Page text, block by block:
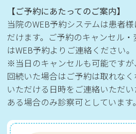
【ご予約にあたってのご案内】
当院のWEB予約システムは患者
だけます。ご予約のキャンセル
はWEB予約よりご連絡ください。
※当日のキャンセルも可能です
回続いた場合はご予約は取れな
いただける日時をご連絡いただ
ある場合のみ診察可としています。